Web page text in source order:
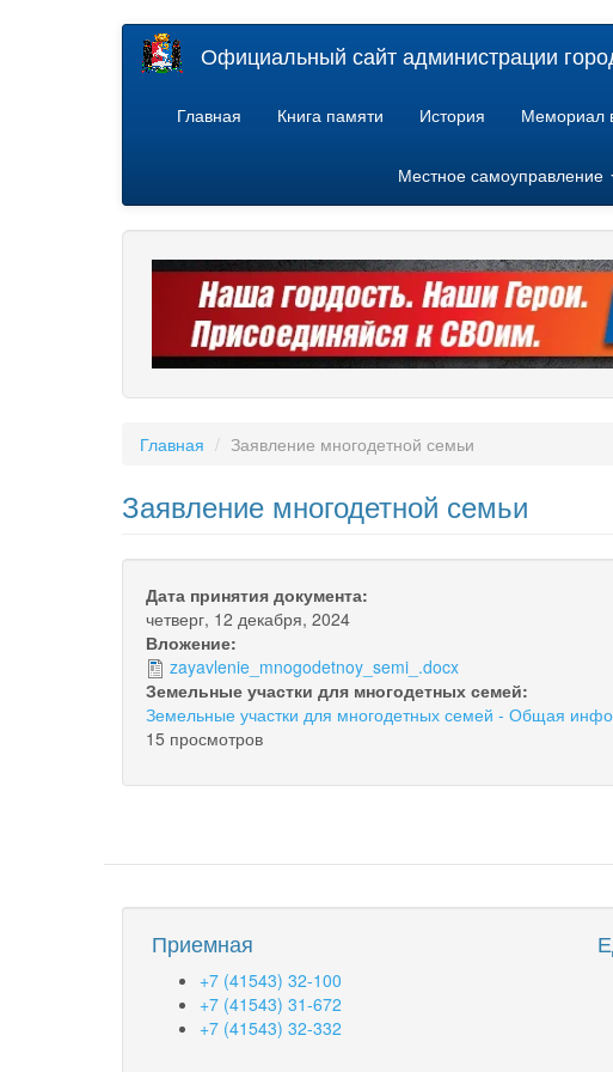
Официальный сайт администрации
Главная Книга памяти История Мемориал
Местное самоуправление
Главная Заявление многодетной семьи
Заявление многодетной семьи
Дата принятия документа:
четверг, 12 декабря, 2024
Вложение:
zayavlenie_mnogodetnoy_semi_.docx
Земельные участки для многодетных семей:
Земельные участки для многодетных семей - Общая
15 просмотров
Приемная
+7 (41543) 32-100
+7 (41543) 31-672
+7 (41543) 32-332